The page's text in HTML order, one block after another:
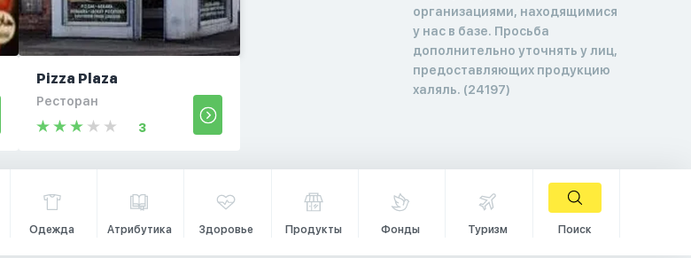
Pizza Plaza
Ресторан
3
организациями, находящимися
у нас в базе. Просьба
дополнительно уточнять у лиц,
предоставляющих продукцию
халяль. (24197)
Одежда Атрибутика Здоровье Продукты Фонды Туризм Поиск